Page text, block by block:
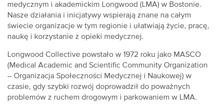
medycznym i akademickim Longwood (LMA) w Bostonie.
Nasze działania i inicjatywy wspierają znane na całym
świecie organizacje w tym regionie i ułatwiają życie, pracę,
naukę i korzystanie z opieki medycznej.
Longwood Collective powstało w 1972 roku jako MASCO
(Medical Academic and Scientific Community Organization
– Organizacja Społeczności Medycznej i Naukowej) w
czasie, gdy szybki rozwój doprowadził do poważnych
problemów z ruchem drogowym i parkowaniem w LMA.